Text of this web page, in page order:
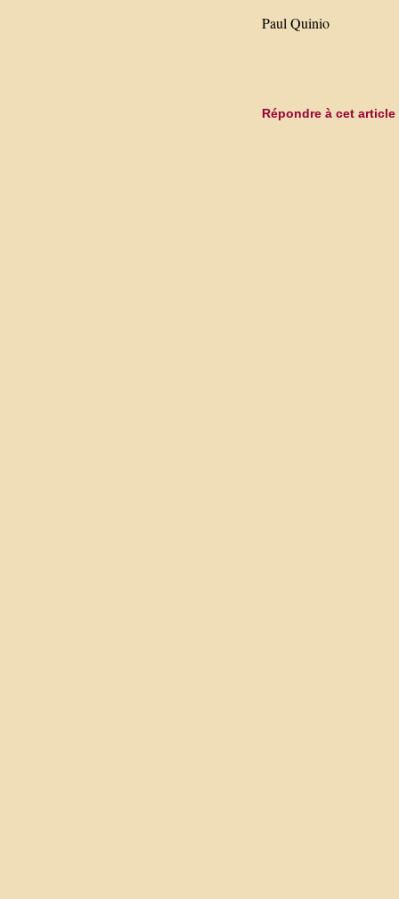
Paul Quinio
Répondre à cet article